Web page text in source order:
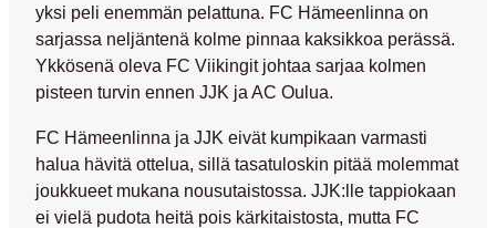
yksi peli enemmän pelattuna. FC Hämeenlinna on
sarjassa neljäntenä kolme pinnaa kaksikkoa perässä.
Ykkösenä oleva FC Viikingit johtaa sarjaa kolmen
pisteen turvin ennen JJK ja AC Oulua.
FC Hämeenlinna ja JJK eivät kumpikaan varmasti
halua hävitä ottelua, sillä tasatuloskin pitää molemmat
joukkueet mukana nousutaistossa. JJK:lle tappiokaan
ei vielä pudota heitä pois kärkitaistosta, mutta FC